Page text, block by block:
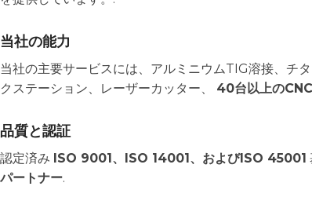
当社の能力
当社の主要サービスには、アルミニウムTIG溶接、チ
クステーション、レーザーカッター、 40台以上の
品質と認証
認定済み ISO 9001、ISO 14001、およびISO 45001
パートナー.